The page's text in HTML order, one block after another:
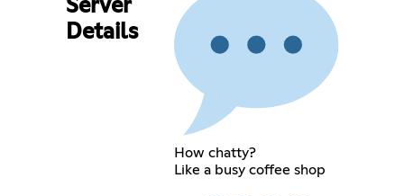
Server
Details
How chatty?
Like a busy coffee shop